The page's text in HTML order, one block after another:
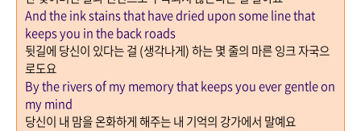
And the ink stains that have dried upon some line that
keeps you in the back roads
뒷길에 당신이 있다는 걸 (생각나게)하는 몇 줄의 마른 잉크 자국으
로도요
By the rivers of my memory that keeps you ever gentle on
my mind
당신이 내 맘을 온화하게 해주는 내 기억의 강가에서 말예요